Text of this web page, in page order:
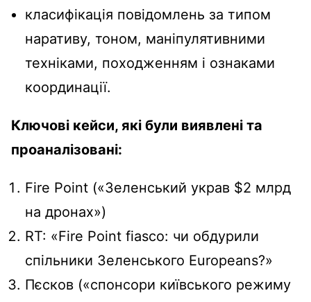
класифікація повідомлень за типом
наративу, тоном, маніпулятивними
техніками, походженням і ознаками
координації.
Ключові кейси, які були виявлені та
проаналізовані:
Fire Point («Зеленський украв $2 млрд
на дронах»)
RT: «Fire Point fiasco: чи обдурили
спільники Зеленського Europeans?»
Пєсков («спонсори київського режиму